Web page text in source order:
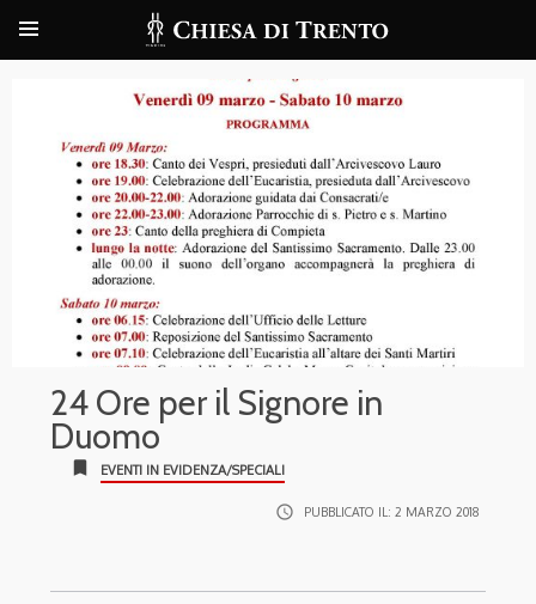
24 Ore per il Signore in
Duomo
bookmark EVENTI IN EVIDENZA/SPECIALI
access_time PUBBLICATO IL: 2 MARZO 2018